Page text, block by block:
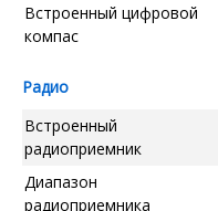
Встроенный цифровой
компас
Радио
Встроенный
радиоприемник
Диапазон
радиоприемника